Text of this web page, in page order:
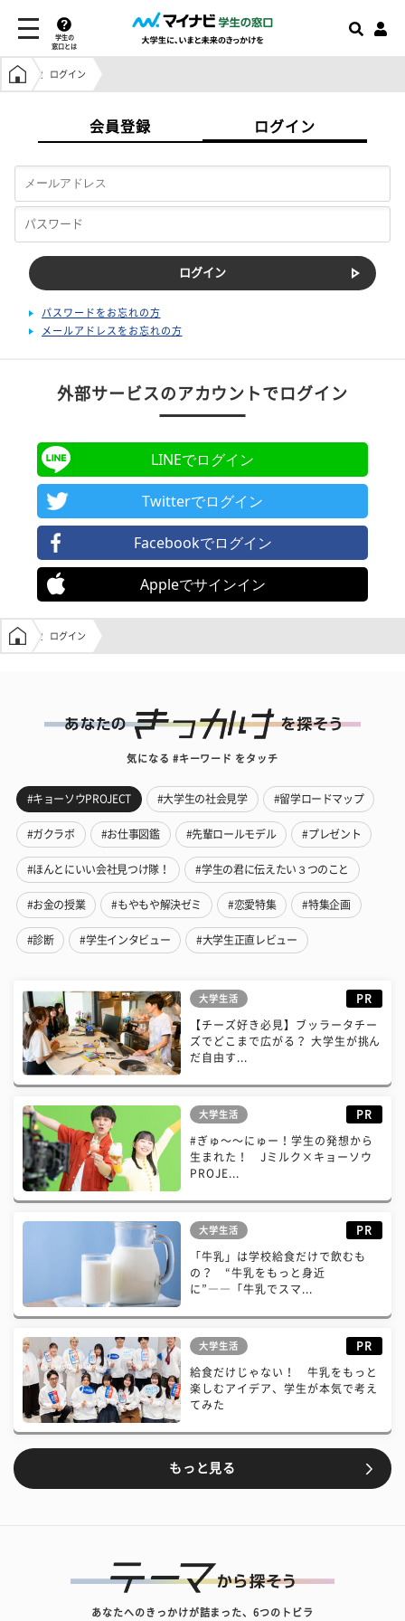
学生の
窓口とは
学生の窓口トップ
ログイン
会員登録 ログイン
パスワードをお忘れの方
メールアドレスをお忘れの方
外部サービスのアカウントでログイン
LINEでログイン
Twitterでログイン
Facebookでログイン
Appleでサインイン
学生の窓口トップ
ログイン
気になる #キーワード をタッチ
#キョーソウPROJECT #大学生の社会見学 #留学ロードマップ
#ガクラボ #お仕事図鑑 #先輩ロールモデル #プレゼント
#ほんとにいい会社見つけ隊！ #学生の君に伝えたい３つのこと
#お金の授業 #もやもや解決ゼミ #恋愛特集 #特集企画
#診断 #学生インタビュー #大学生正直レビュー
大学生活 PR
【チーズ好き必見】ブッラータチー
ズでどこまで広がる？ 大学生が挑ん
だ自由す...
大学生活 PR
#ぎゅ〜〜にゅー！学生の発想から
生まれた！ Jミルク×キョーソウ
PROJE...
大学生活 PR
「牛乳」は学校給食だけで飲むも
の？ “牛乳をもっと身近
に”――「牛乳でスマ...
大学生活 PR
給食だけじゃない！ 牛乳をもっと
楽しむアイデア、学生が本気で考え
てみた
もっと見る
あなたへのきっかけが詰まった、6つのトビラ